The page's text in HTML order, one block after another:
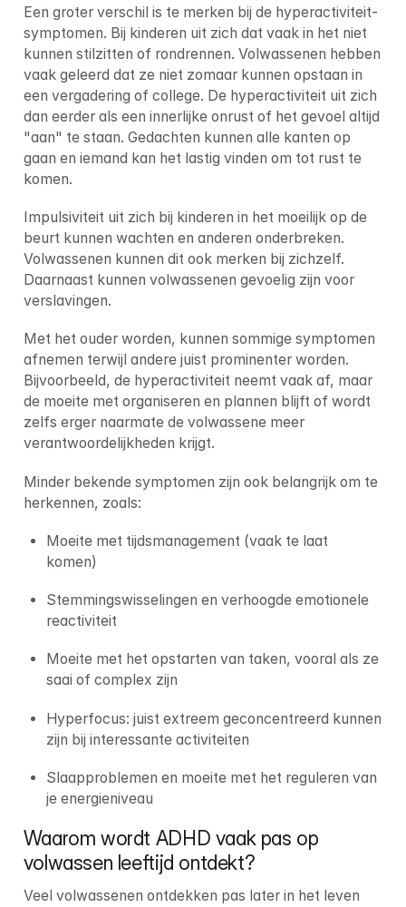
Een groter verschil is te merken bij de hyperactiviteit-
symptomen. Bij kinderen uit zich dat vaak in het niet
kunnen stilzitten of rondrennen. Volwassenen hebben
vaak geleerd dat ze niet zomaar kunnen opstaan in
een vergadering of college. De hyperactiviteit uit zich
dan eerder als een innerlijke onrust of het gevoel altijd
"aan" te staan. Gedachten kunnen alle kanten op
gaan en iemand kan het lastig vinden om tot rust te
komen.
Impulsiviteit uit zich bij kinderen in het moeilijk op de
beurt kunnen wachten en anderen onderbreken.
Volwassenen kunnen dit ook merken bij zichzelf.
Daarnaast kunnen volwassenen gevoelig zijn voor
verslavingen.
Met het ouder worden, kunnen sommige symptomen
afnemen terwijl andere juist prominenter worden.
Bijvoorbeeld, de hyperactiviteit neemt vaak af, maar
de moeite met organiseren en plannen blijft of wordt
zelfs erger naarmate de volwassene meer
verantwoordelijkheden krijgt.
Minder bekende symptomen zijn ook belangrijk om te
herkennen, zoals:
Moeite met tijdsmanagement (vaak te laat
komen)
Stemmingswisselingen en verhoogde emotionele
reactiviteit
Moeite met het opstarten van taken, vooral als ze
saai of complex zijn
Hyperfocus: juist extreem geconcentreerd kunnen
zijn bij interessante activiteiten
Slaapproblemen en moeite met het reguleren van
je energieniveau
Waarom wordt ADHD vaak pas op
volwassen leeftijd ontdekt?
Veel volwassenen ontdekken pas later in het leven